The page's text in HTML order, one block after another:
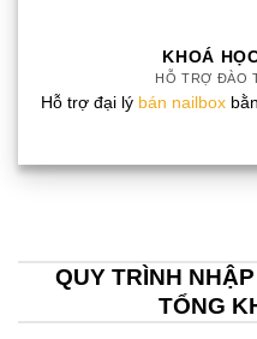
KHOÁ
HỖ TRỢ ĐÀO
Hỗ trợ đại lý bán nailbox
QUY TRÌNH
TỔNG